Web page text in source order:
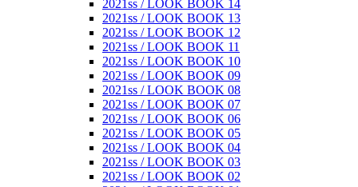
2021ss / LOOK BOOK 14
2021ss / LOOK BOOK 13
2021ss / LOOK BOOK 12
2021ss / LOOK BOOK 11
2021ss / LOOK BOOK 10
2021ss / LOOK BOOK 09
2021ss / LOOK BOOK 08
2021ss / LOOK BOOK 07
2021ss / LOOK BOOK 06
2021ss / LOOK BOOK 05
2021ss / LOOK BOOK 04
2021ss / LOOK BOOK 03
2021ss / LOOK BOOK 02